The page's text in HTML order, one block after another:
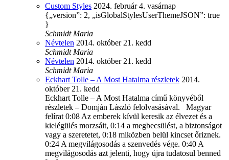
Custom Styles 2024. február 4. vasárnap
{„version”: 2, „isGlobalStylesUserThemeJSON”: true
}
Schmidt Maria
Névtelen 2014. október 21. kedd
Schmidt Maria
Névtelen 2014. október 21. kedd
Schmidt Maria
Eckhart Tolle – A Most Hatalma részletek 2014.
október 21. kedd
Eckhart Tolle – A Most Hatalma című könyvéből
részletek – Domján László felolvasásával. Magyar
felírat 0:08 Az emberek kívül keresik az élvezet és a
kielégülés morzsáit, 0:14 a megbecsülést, a biztonságot
vagy a szeretetet, 0:18 miközben belül kincset őriznek.
0:24 A megvilágosodás a szenvedés vége. 0:40 A
megvilágosodás azt jelenti, hogy újra tudatosul benned